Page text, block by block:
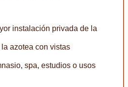
instalación privada de la
azotea con vistas
spa, estudios o usos